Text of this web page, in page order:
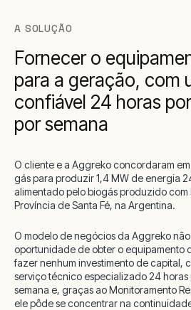
A SOLUÇÃO
Fornecer o
para a geração, com
confiável 24 horas
por semana
O cliente e a Aggreko concordaram
gás para produzir 1,4 MW de energia
alimentado pelo biogás produzido
Província de Santa Fé, na Argentina.
O modelo de negócios da Aggreko
oportunidade de obter o equipamento
fazer nenhum investimento de capital,
serviço técnico especializado 24 horas
semana e, graças ao Monitoramento
ele pôde se concentrar na